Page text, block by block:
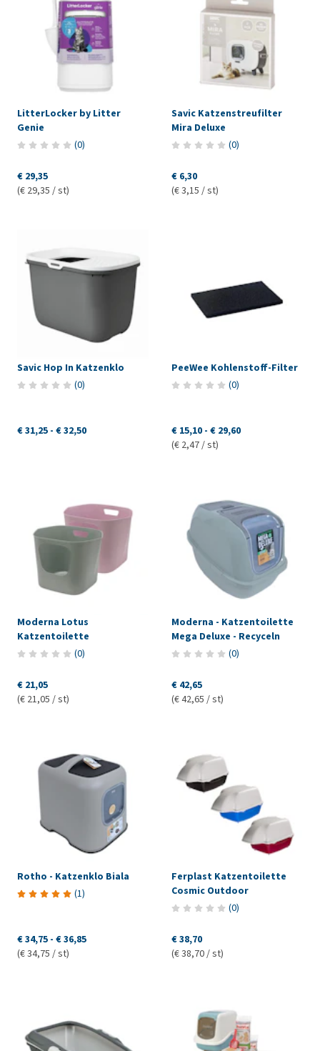
LitterLocker by Litter
Genie
(0)
€ 29,35
(€ 29,35 / st)
Savic Katzenstreufilter
Mira Deluxe
(0)
€ 6,30
(€ 3,15 / st)
Savic Hop In Katzenklo
(0)
€ 31,25 - € 32,50
PeeWee Kohlenstoff-Filter
(0)
€ 15,10 - € 29,60
(€ 2,47 / st)
Moderna Lotus
Katzentoilette
(0)
€ 21,05
(€ 21,05 / st)
Moderna - Katzentoilette
Mega Deluxe - Recyceln
(0)
€ 42,65
(€ 42,65 / st)
Rotho - Katzenklo Biala
(1)
€ 34,75 - € 36,85
(€ 34,75 / st)
Ferplast Katzentoilette
Cosmic Outdoor
(0)
€ 38,70
(€ 38,70 / st)